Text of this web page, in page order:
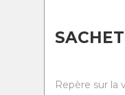
Repère sur la